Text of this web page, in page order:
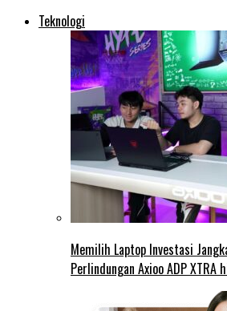
Teknologi
Memilih Laptop Investasi
Perlindungan Axioo ADP XTRA